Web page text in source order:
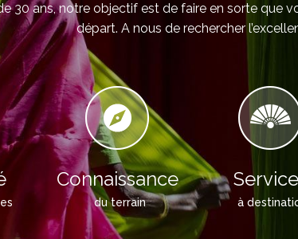
30 ans, notre objectif est de faire en sorte que
départ. A nous de rechercher
Connaissance
du terrain à